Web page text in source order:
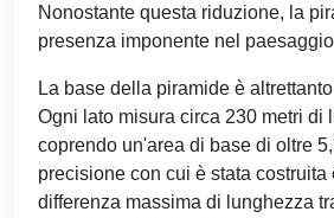
Nonostante questa riduzione, la
presenza imponente nel
La base della piramide è
Ogni lato misura circa 230 metri di
coprendo un'area di base di oltre
precisione con cui è stata costruita
differenza massima di lunghezza